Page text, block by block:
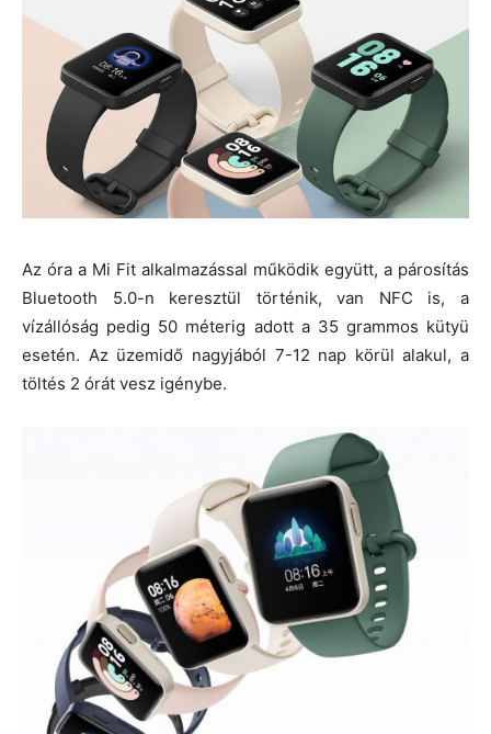
Az óra a Mi Fit alkalmazással működik együtt, a párosítás
Bluetooth 5.0-n keresztül történik, van NFC is, a
vízállóság pedig 50 méterig adott a 35 grammos kütyü
esetén. Az üzemidő nagyjából 7-12 nap körül alakul, a
töltés 2 órát vesz igénybe.